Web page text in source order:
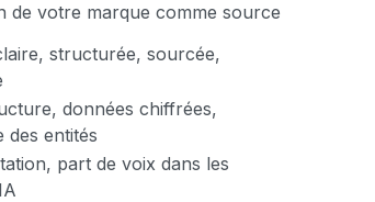
de votre marque comme source
structurée, sourcée,
données chiffrées,
des entités
part de voix dans les